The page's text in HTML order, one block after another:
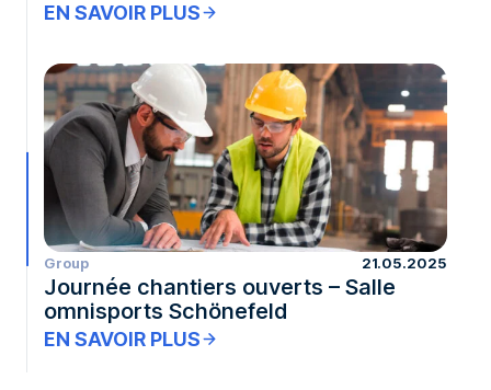
EN SAVOIR PLUS
Group 21.05.2025
Journée chantiers ouverts – Salle
omnisports Schönefeld
EN SAVOIR PLUS